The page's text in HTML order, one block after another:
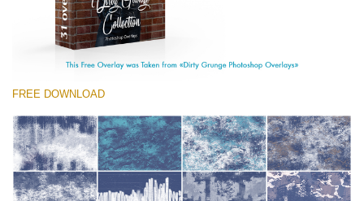
मुफ्त डाउनलोड
FREE DOWNLOAD